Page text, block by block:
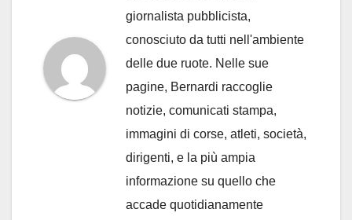
giornalista pubblicista,
conosciuto da tutti nell'ambiente
delle due ruote. Nelle sue
pagine, Bernardi raccoglie
notizie, comunicati stampa,
immagini di corse, atleti, società,
dirigenti, e la più ampia
informazione su quello che
accade quotidianamente